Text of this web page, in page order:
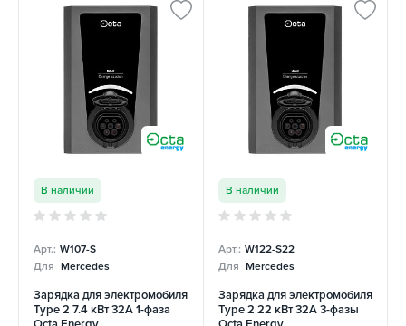
В наличии
Арт.: W107-S
Для Mercedes
Зарядка для электромобиля
Type 2 7.4 кВт 32А 1-фаза
В наличии
Арт.: W122-S22
Для Mercedes
Зарядка для электромобиля
Type 2 22 кВт 32А 3-фазы